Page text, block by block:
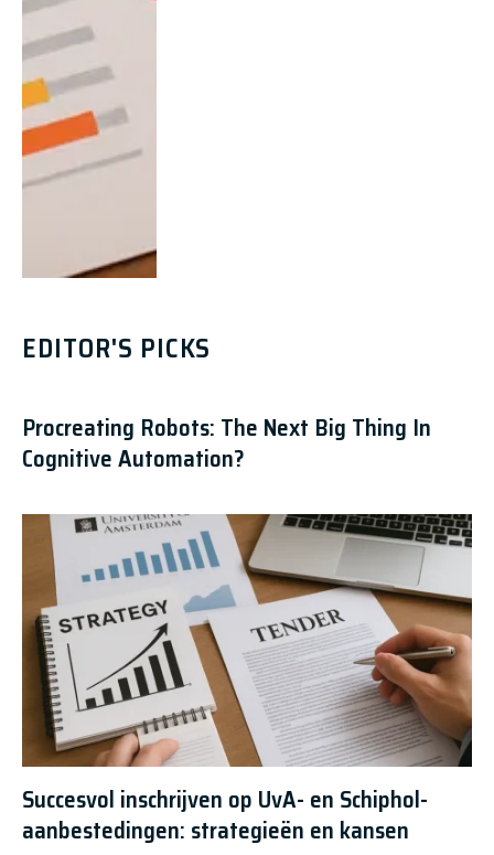
EDITOR'S PICKS
Procreating Robots: The Next Big Thing In
Cognitive Automation?
Succesvol inschrijven op UvA- en Schiphol-
aanbestedingen: strategieën en kansen